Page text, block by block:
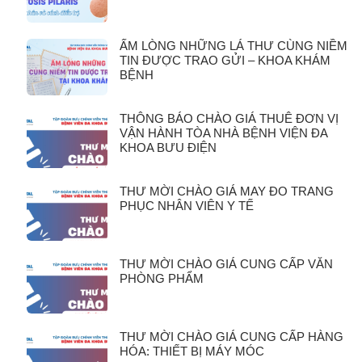
ẤM LÒNG NHỮNG LÁ THƯ CÙNG NIỀM
TIN ĐƯỢC TRAO GỬI – KHOA KHÁM
BỆNH
THÔNG BÁO CHÀO GIÁ THUÊ ĐƠN VỊ
VẬN HÀNH TÒA NHÀ BỆNH VIỆN ĐA
KHOA BƯU ĐIỆN
THƯ MỜI CHÀO GIÁ MAY ĐO TRANG
PHỤC NHÂN VIÊN Y TẾ
THƯ MỜI CHÀO GIÁ CUNG CẤP VĂN
PHÒNG PHẨM
THƯ MỜI CHÀO GIÁ CUNG CẤP HÀNG
HÓA: THIẾT BỊ MÁY MÓC